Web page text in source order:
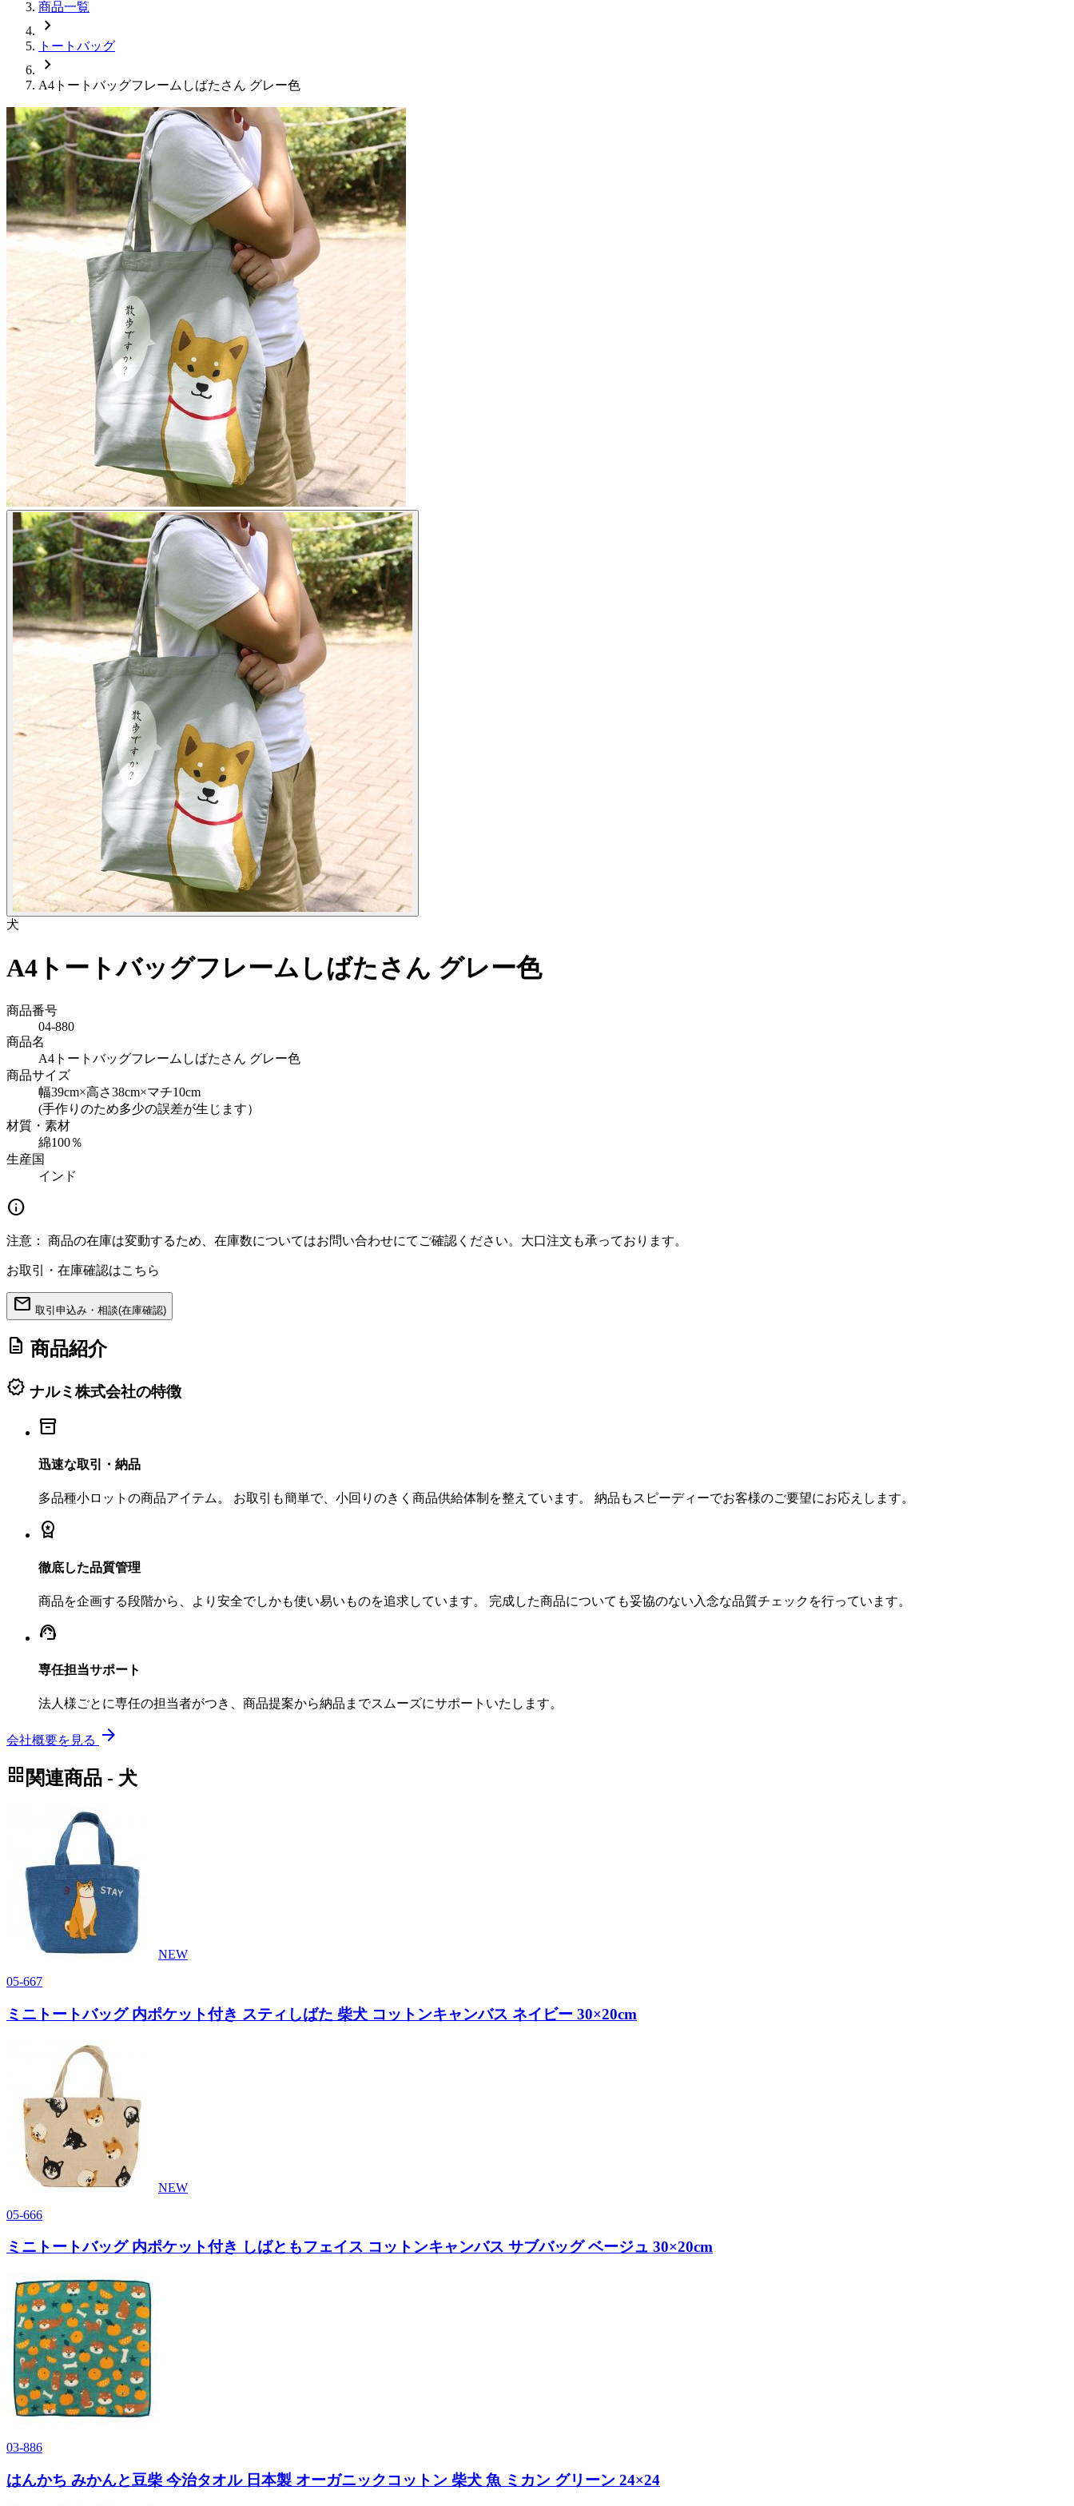
商品一覧
chevron_right
トートバッグ
chevron_right
A4トートバッグフレームしばたさん グレー色
犬
A4トートバッグフレームしばたさん グレー色
商品番号
04-880
商品名
A4トートバッグフレームしばたさん グレー色
商品サイズ
幅39cm×高さ38cm×マチ10cm
(手作りのため多少の誤差が生じます）
材質・素材
綿100％
生産国
インド
info
注意： 商品の在庫は変動するため、在庫数についてはお問い合わせにてご確認ください。大口注文も承っております。
お取引・在庫確認はこちら
mail 取引申込み・相談(在庫確認)
description 商品紹介
verified ナルミ株式会社の特徴
inventory_2
迅速な取引・納品
多品種小ロットの商品アイテム。 お取引も簡単で、小回りのきく商品供給体制を整えています。 納品もスピーディーでお客様のご要望にお応えします。
workspace_premium
徹底した品質管理
商品を企画する段階から、より安全でしかも使い易いものを追求しています。 完成した商品についても妥協のない入念な品質チェックを行っています。
support_agent
専任担当サポート
法人様ごとに専任の担当者がつき、商品提案から納品までスムーズにサポートいたします。
会社概要を見る arrow_forward
grid_view 関連商品 - 犬
NEW
05-667
ミニトートバッグ 内ポケット付き スティしばた 柴犬 コットンキャンバス ネイビー 30×20cm
NEW
05-666
ミニトートバッグ 内ポケット付き しばともフェイス コットンキャンバス サブバッグ ベージュ 30×20cm
03-886
はんかち みかんと豆柴 今治タオル 日本製 オーガニックコットン 柴犬 魚 ミカン グリーン 24×24